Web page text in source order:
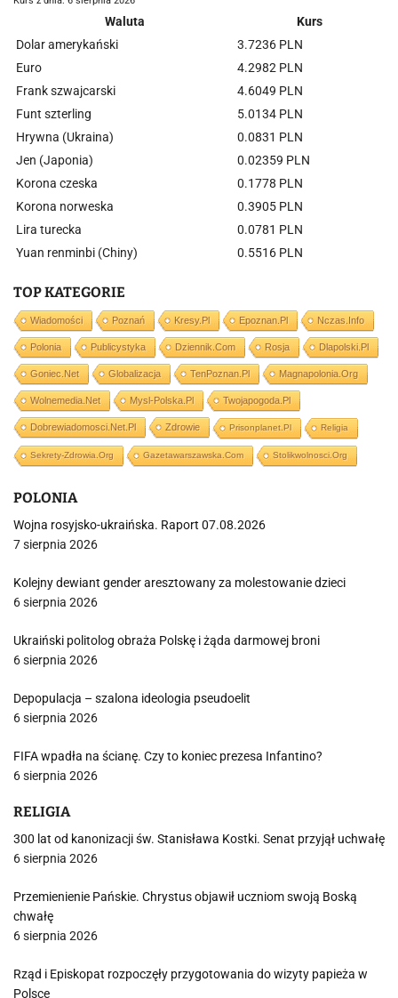
Waluta
Kurs
Dolar amerykański
3.7236 PLN
Euro
4.2982 PLN
Frank szwajcarski
4.6049 PLN
Funt szterling
5.0134 PLN
Hrywna (Ukraina)
0.0831 PLN
Jen (Japonia)
0.02359 PLN
Korona czeska
0.1778 PLN
Korona norweska
0.3905 PLN
Lira turecka
0.0781 PLN
Yuan renminbi (Chiny)
0.5516 PLN
TOP KATEGORIE
Wiadomości Poznań Kresy.pl Epoznan.pl Nczas.info
Polonia Publicystyka Dziennik.com Rosja Dlapolski.pl
Goniec.net Globalizacja TenPoznan.pl Magnapolonia.org
Wolnemedia.net Mysl-Polska.pl Twojapogoda.pl
Dobrewiadomosci.net.pl Zdrowie Prisonplanet.pl Religia
Sekrety-Zdrowia.org Gazetawarszawska.com Stolikwolnosci.org
POLONIA
Wojna rosyjsko-ukraińska. Raport 07.08.2026
7 sierpnia 2026
Kolejny dewiant gender aresztowany za molestowanie dzieci
6 sierpnia 2026
Ukraiński politolog obraża Polskę i żąda darmowej broni
6 sierpnia 2026
Depopulacja – szalona ideologia pseudoelit
6 sierpnia 2026
FIFA wpadła na ścianę. Czy to koniec prezesa Infantino?
6 sierpnia 2026
RELIGIA
300 lat od kanonizacji św. Stanisława Kostki. Senat przyjął uchwałę
6 sierpnia 2026
Przemienienie Pańskie. Chrystus objawił uczniom swoją Boską
chwałę
6 sierpnia 2026
Rząd i Episkopat rozpoczęły przygotowania do wizyty papieża w
Polsce